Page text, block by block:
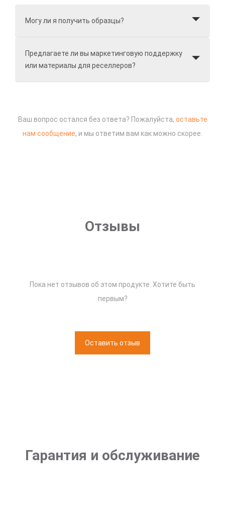
Могу ли я получить образцы?
Предлагаете ли вы маркетинговую поддержку
или материалы для реселлеров?
Ваш вопрос остался без ответа? Пожалуйста, оставьте
нам сообщение, и мы ответим вам как можно скорее.
Отзывы
Пока нет отзывов об этом продукте. Хотите быть
первым?
Оставить отзыв
Гарантия и обслуживание